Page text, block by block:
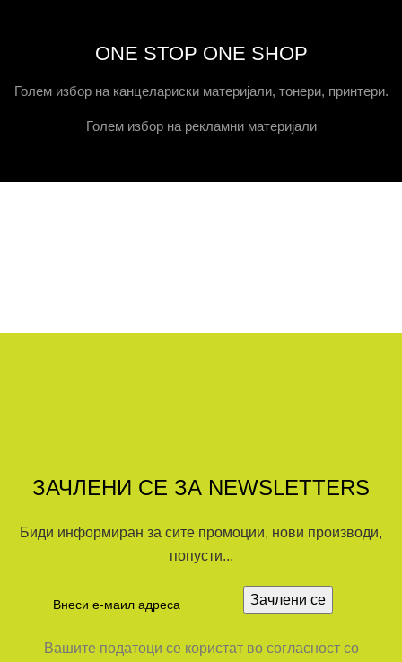
ONE STOP ONE SHOP
Голем избор на канцелариски материјали, тонери, принтери.
Голем избор на рекламни материјали
ЗАЧЛЕНИ СЕ ЗА NEWSLETTERS
Биди информиран за сите промоции, нови производи,
попусти...
Вашите податоци се користат во согласност со